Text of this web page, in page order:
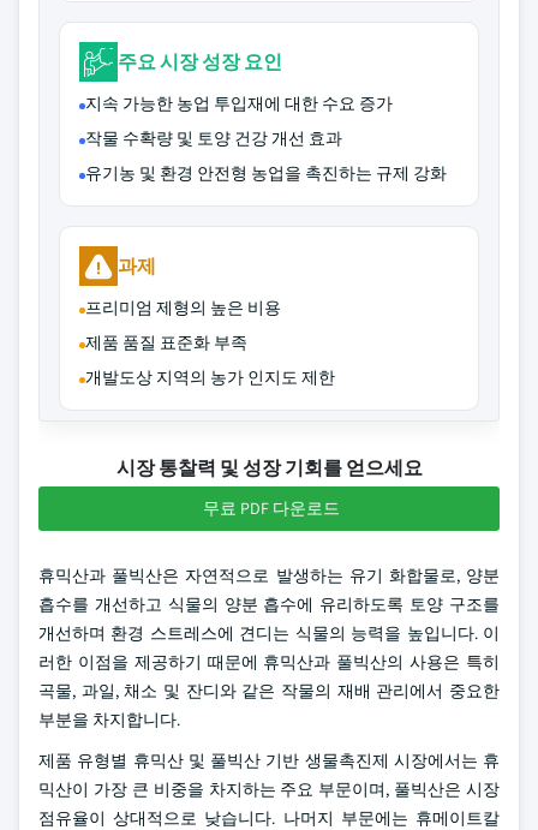
주요 시장 성장 요인
지속 가능한 농업 투입재에 대한 수요 증가
작물 수확량 및 토양 건강 개선 효과
유기농 및 환경 안전형 농업을 촉진하는 규제 강화
과제
프리미엄 제형의 높은 비용
제품 품질 표준화 부족
개발도상 지역의 농가 인지도 제한
시장 통찰력 및 성장 기회를 얻으세요
무료 PDF 다운로드
휴믹산과 풀빅산은 자연적으로 발생하는 유기 화합물로, 양분
흡수를 개선하고 식물의 양분 흡수에 유리하도록 토양 구조를
개선하며 환경 스트레스에 견디는 식물의 능력을 높입니다. 이
러한 이점을 제공하기 때문에 휴믹산과 풀빅산의 사용은 특히
곡물, 과일, 채소 및 잔디와 같은 작물의 재배 관리에서 중요한
부분을 차지합니다.
제품 유형별 휴믹산 및 풀빅산 기반 생물촉진제 시장에서는 휴
믹산이 가장 큰 비중을 차지하는 주요 부문이며, 풀빅산은 시장
점유율이 상대적으로 낮습니다. 나머지 부문에는 휴메이트칼